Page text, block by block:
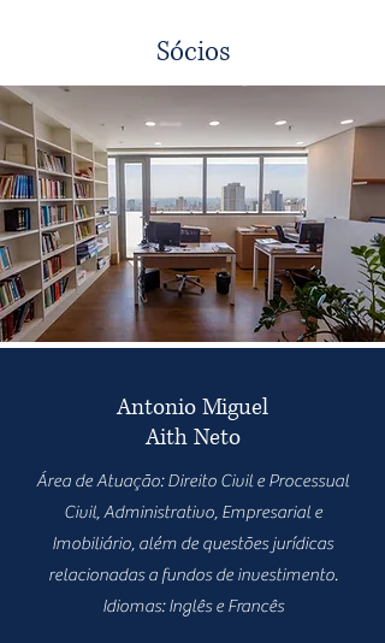
Sócios
Antonio Miguel
Aith Neto
Área de Atuação: Direito Civil e Processual
Civil, Administrativo, Empresarial e
Imobiliário, além de questões jurídicas
relacionadas a fundos de investimento.
Idiomas: Inglês e Francês